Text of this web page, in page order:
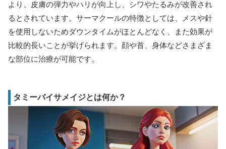
より、皮膚の弾力やハリが向上し、シワやたるみが改善され
るとされています。サーマクールの特徴としては、メスや針
を使用しないためダウンタイムがほとんどなく、また効果が
比較的長いことが挙げられます。顔や首、身体などさまざま
な部位に治療が可能です。
タミーバイサメイジとは何か？